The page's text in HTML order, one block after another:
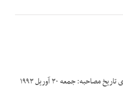
روایت‌کننده: آقای هادی خرسندی تاریخ مصاحبه: جمعه ۳۰ آوریل ۱۹۹۳